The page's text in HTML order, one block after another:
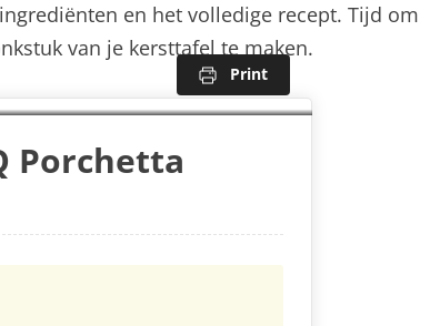
en het volledige recept. Tijd om
van je kersttafel te maken.
Print
Porchetta